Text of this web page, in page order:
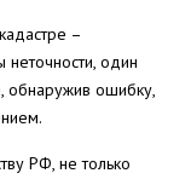
–
неточности, один
обнаружив ошибку,
РФ, не только